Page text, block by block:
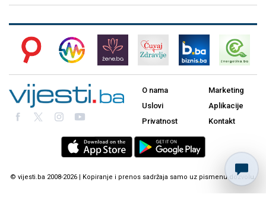
O nama
Uslovi
Privatnost
Marketing
Aplikacije
Kontakt
© vijesti.ba 2008-2026 | Kopiranje i prenos sadržaja samo uz pismenu dozvolu.